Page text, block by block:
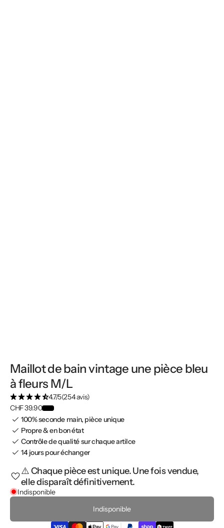
Maillot de bain vintage une pièce bleu
à fleurs M/L
4.7/5(254 avis)
CHF 39.90
100% seconde main, pièce unique
Propre & en bon état
Contrôle de qualité sur chaque artilce
14 jours pour échanger
⚠️ Chaque pièce est unique. Une fois vendue,
elle disparaît définitivement.
Indisponible
Indisponible